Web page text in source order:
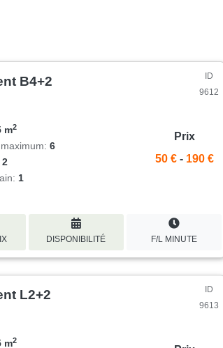
B4+2
ID
9612
m2
maximum:6
2
1
Prix
50 € - 190 €
DISPONIBILITÉ F/L MINUTE
L2+2
ID
9613
m2